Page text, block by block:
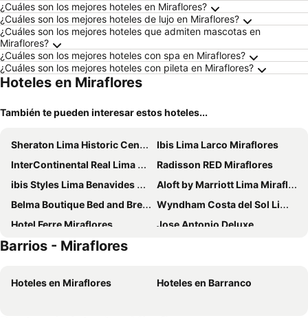
¿Cuáles son los mejores hoteles en Miraflores?
¿Cuáles son los mejores hoteles de lujo en Miraflores?
¿Cuáles son los mejores hoteles que admiten mascotas en
Miraflores?
¿Cuáles son los mejores hoteles con spa en Miraflores?
¿Cuáles son los mejores hoteles con pileta en Miraflores?
Hoteles en Miraflores
También te pueden interesar estos hoteles...
Sheraton Lima Historic Center
Ibis Lima Larco Miraflores
InterContinental Real Lima Miraflores by IHG
Radisson RED Miraflores
ibis Styles Lima Benavides Miraflores
Aloft by Marriott Lima Miraflores
Belma Boutique Bed and Breakfast
Wyndham Costa del Sol Lima Airport
Hotel Ferre Miraflores
Jose Antonio Deluxe
Selina Miraflores Lima
Centro by Casa Andina Miraflores
INNSiDE by Meliá Lima Miraflores
Barrios - Miraflores
Hoteles en Miraflores Hoteles en Barranco